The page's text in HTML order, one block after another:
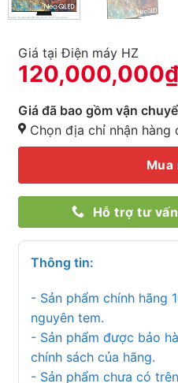
Giá tại Điện máy HZ
120,000,000₫
Giá đã bao gồm vận
Chọn địa chỉ nhận hàng
Mua
Hỗ trợ tư
Thông tin:
- Sản phẩm chính hãng
nguyên tem.
- Sản phẩm được bảo
chính sách của hãng.
- Sản phẩm chưa có